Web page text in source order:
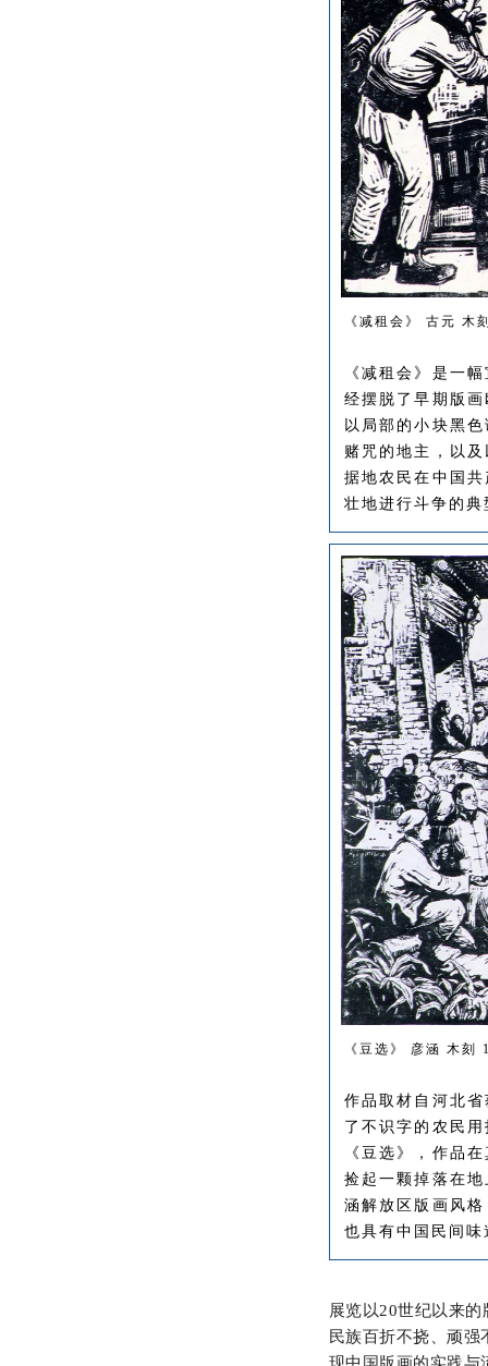
《减租会》 古元 木
《减租会》是一
经摆脱了早期版
以局部的小块黑
赌咒的地主，以
据地农民在中国
壮地进行斗争的典
《豆选》 彦涵 木刻
作品取材自河北
了不识字的农民
《豆选》，作品
捡起一颗掉落在
涵解放区版画风
也具有中国民间
展览以20世纪以来
民族百折不挠、顽